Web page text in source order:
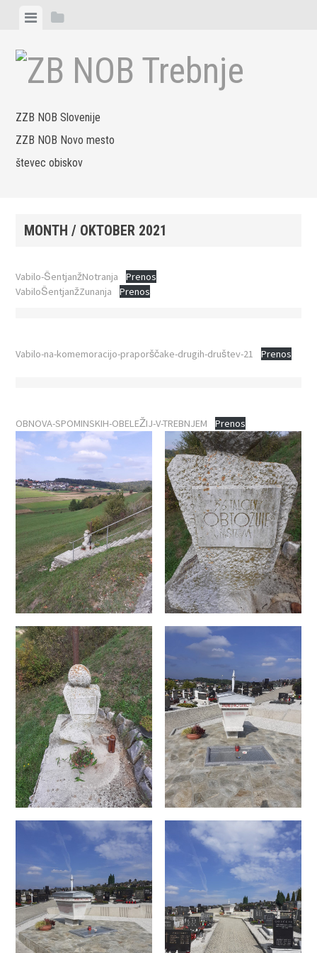
content
ViewView
ZZB NOB Slovenije
ZZB NOB Novo mesto
števec obiskov
MONTH / OKTOBER 2021
Vabilo-ŠentjanžNotranja
Prenos
VabiloŠentjanžZunanja
Prenos
Vabilo-na-komemoracijo-praporščake-drugih-društev-21 Prenos
OBNOVA-SPOMINSKIH-OBELEŽIJ-V-TREBNJEM Prenos